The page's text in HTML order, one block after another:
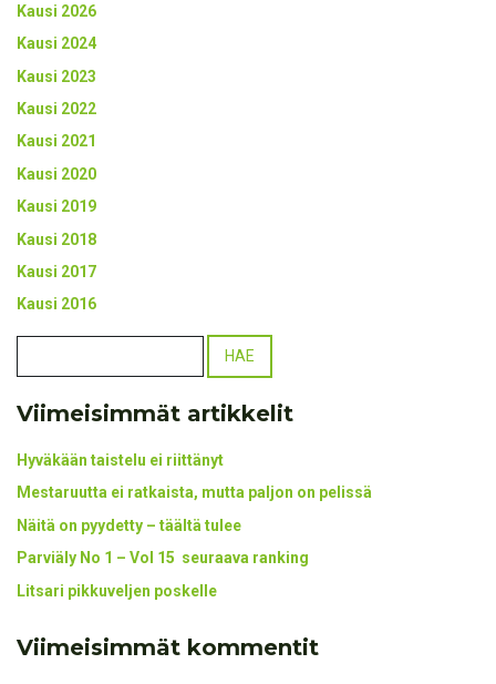
Kausi 2026
Kausi 2024
Kausi 2023
Kausi 2022
Kausi 2021
Kausi 2020
Kausi 2019
Kausi 2018
Kausi 2017
Kausi 2016
Viimeisimmät artikkelit
Hyväkään taistelu ei riittänyt
Mestaruutta ei ratkaista, mutta paljon on pelissä
Näitä on pyydetty – täältä tulee
Parviäly No 1 – Vol 15 seuraava ranking
Litsari pikkuveljen poskelle
Viimeisimmät kommentit